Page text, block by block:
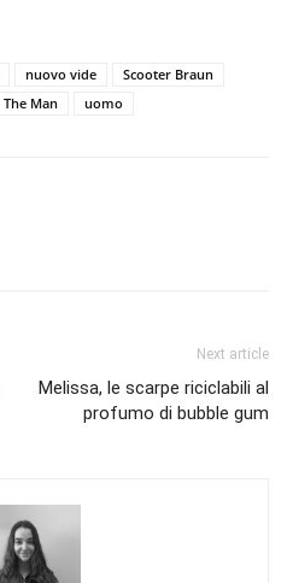
nuovo vide
Scooter Braun
The Man uomo
Next article
Melissa, le scarpe riciclabili al
profumo di bubble gum